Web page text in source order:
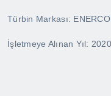
Türbin Markası:
İşletmeye Alınan Yıl: 2020